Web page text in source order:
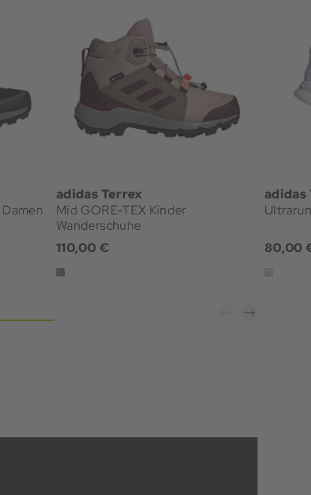
adidas Terrex
Mid GORE-TEX Kinder
Wanderschuhe
110,00 €
adidas
80,00